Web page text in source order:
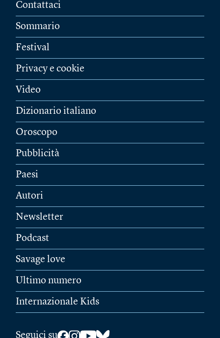
Contattaci
Sommario
Festival
Privacy e cookie
Video
Dizionario italiano
Oroscopo
Pubblicità
Paesi
Autori
Newsletter
Podcast
Savage love
Ultimo numero
Internazionale Kids
Seguici su